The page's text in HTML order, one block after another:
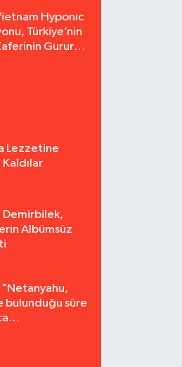
Hyponıc
Türkiye’nin
Gururu
Lezzetine
Kaldılar
Demirbilek,
Albümsüz
"Netanyahu,
bulunduğu süre